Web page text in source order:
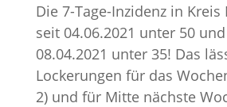
Die 7-Tage-Inzidenz in
seit 04.06.2021 unter 50
08.04.2021 unter 35! Das
Lockerungen für das
2) und für Mitte nächste